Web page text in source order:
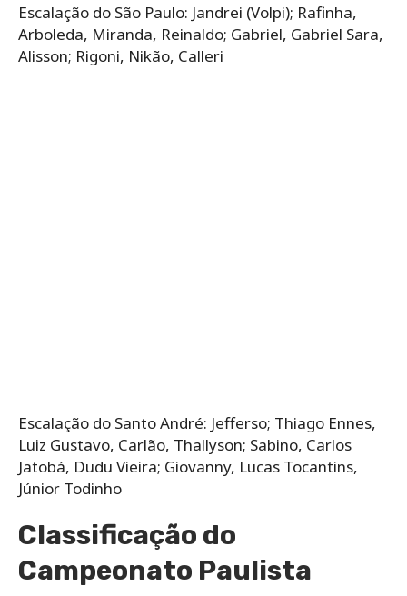
Escalação do São Paulo: Jandrei (Volpi); Rafinha,
Arboleda, Miranda, Reinaldo; Gabriel, Gabriel Sara,
Alisson; Rigoni, Nikão, Calleri
Escalação do Santo André: Jefferso; Thiago Ennes,
Luiz Gustavo, Carlão, Thallyson; Sabino, Carlos
Jatobá, Dudu Vieira; Giovanny, Lucas Tocantins,
Júnior Todinho
Classificação do
Campeonato Paulista